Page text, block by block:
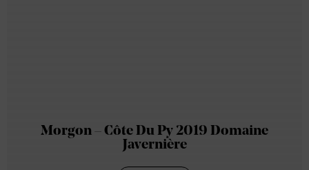
Morgon – Côte Du Py 2019 Domaine
Javernière